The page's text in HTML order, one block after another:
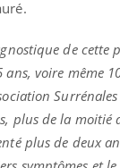
de cette
voire même
plus de la moitié
plus de deux